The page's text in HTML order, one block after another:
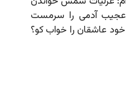
عجیب آدمی را سرمست
عاشقان را خواب کو؟